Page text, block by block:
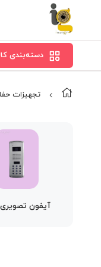
دسته‌بندی
تجهیزات
آیفون